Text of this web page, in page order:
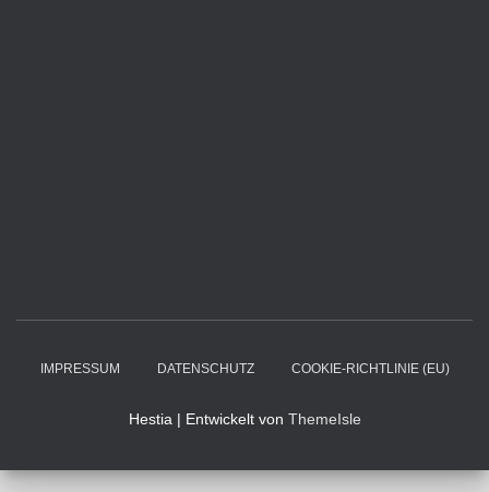
IMPRESSUM DATENSCHUTZ COOKIE-RICHTLINIE (EU)
Hestia | Entwickelt von ThemeIsle